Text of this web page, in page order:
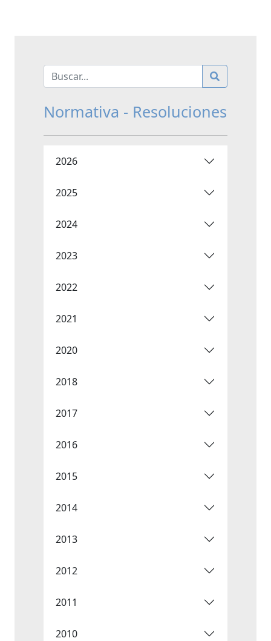
Normativa - Resoluciones
2026
2025
2024
2023
2022
2021
2020
2018
2017
2016
2015
2014
2013
2012
2011
2010